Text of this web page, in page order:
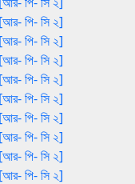
পি- সি ২]
পি- সি ২]
পি- সি ২]
পি- সি ২]
পি- সি ২]
পি- সি ২]
পি- সি ২]
পি- সি ২]
পি- সি ২]